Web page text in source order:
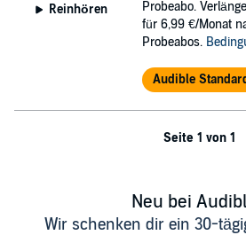
Reinhören
Probeabo.
für 6,99 €/Monat
Probeabos.
Audible
Seite 1 von 1
Neu bei
Wir schenken dir ein 30-